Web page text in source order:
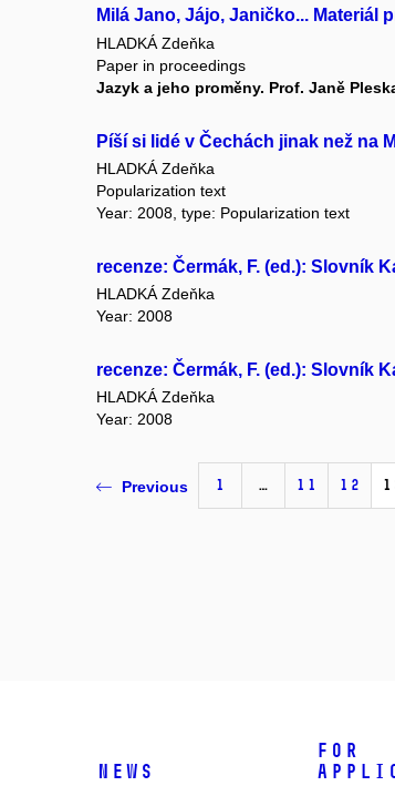
Milá Jano, Jájo, Janičko...
HLADKÁ Zdeňka
Paper in proceedings
Jazyk a jeho proměny. Prof. Janě
Píší si lidé v Čechách jinak než na
HLADKÁ Zdeňka
Popularization text
Year: 2008, type: Popularization text
recenze: Čermák, F. (ed.): Slovník
HLADKÁ Zdeňka
Year: 2008
recenze: Čermák, F. (ed.): Slovník
HLADKÁ Zdeňka
Year: 2008
Previous 1 … 11 12
News
For